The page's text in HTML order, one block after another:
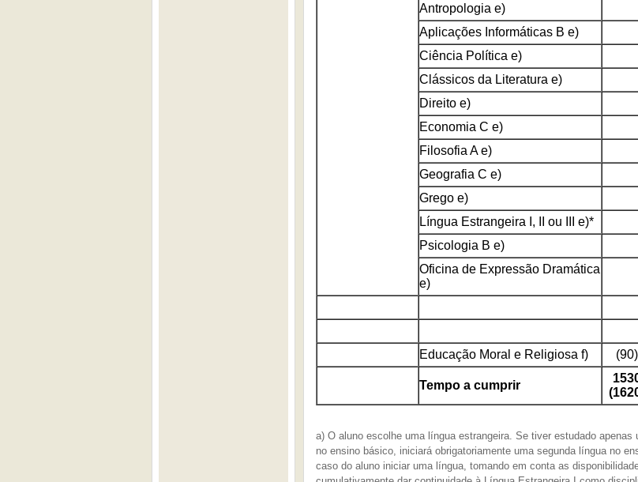
Antropologia e)
Aplicações Informáticas B e)
Ciência Política e)
Clássicos da Literatura e)
Direito e)
Economia C e)
Filosofia A e)
Geografia C e)
Grego e)
Língua Estrangeira I, II ou III e)*
Psicologia B e)
Oficina de Expressão Dramática
e)
Educação Moral e Religiosa f) (90)
Tempo a cumprir
a) O aluno escolhe uma língua estrangeira. Se tiver estudado apenas
no ensino básico, iniciará obrigatoriamente uma segunda língua no
caso do aluno iniciar uma língua, tomando em conta as